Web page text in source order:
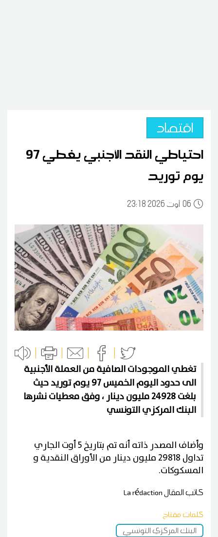
اقتصاد
احتياطي النقد الأجنبي يغطي 97
يوم توريد
0623:18 2026 أوت
تغطي الموجودات الصافية من العملة الأجنبية
الى حدود اليوم الخميس 97 يوم توريد حيث
بلغت 24928 مليون دينار ، وفق معطيات نشرها
البنك المركزي التونسي
وأضاف المصدر ذاته أنه تم بتاريخ 5 أوت الجاري
تداول 29818 مليون دينار من الأوراق النقدية و
المسكوكات.
كاتب المقالLa rédaction
كلمات مفتاح
البنك المركزي التونسي